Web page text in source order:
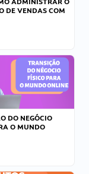
DE VENDAS COM
DO NEGÓCIO
O MUNDO